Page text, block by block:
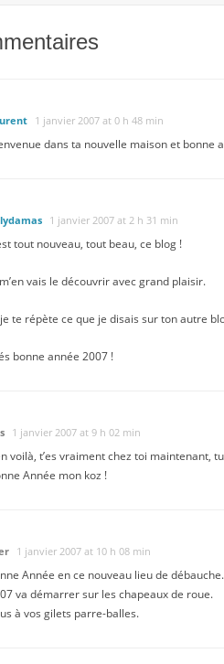
1 janvier 2007 at 0 h 48 min
dans ta nouvelle maison et bonne
1 janvier 2007 at 2 h 31 min
tout nouveau, tout beau, ce blog !
m’en vais le découvrir avec grand plaisir.
te répète ce que je disais sur ton autre
bonne année 2007 !
1 janvier 2007 at 9 h 02 min
voilà, t’es vraiment chez toi maintenant,
Année mon koz !
1 janvier 2007 at 10 h 08 min
Année en ce nouveau lieu de débauche.
va démarrer sur les chapeaux de roue.
à vos gilets parre-balles.